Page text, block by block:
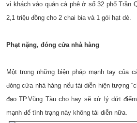
vị khách vào quán cà phê ở số 32 phố Trần
2,1 triệu đồng cho 2 chai bia và 1 gói hạt dẻ.
Phạt nặng, đóng cửa nhà hàng
Một trong những biện pháp mạnh tay của
đóng cửa nhà hàng nếu tái diễn hiện tượng
đạo TP.Vũng Tàu cho hay sẽ xử lý dứt
mạnh để tình trạng này không tái diễn nữa.